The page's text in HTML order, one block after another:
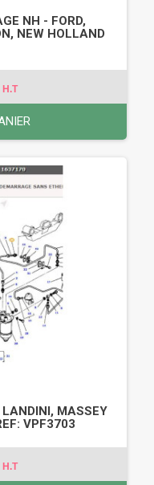
NH - FORD,
NEW HOLLAND
H.T
LANDINI, MASSEY
VPF3703
H.T